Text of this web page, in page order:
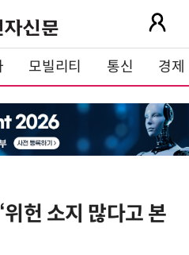
모빌리티 통신 경제
헌 소지 많다고 본